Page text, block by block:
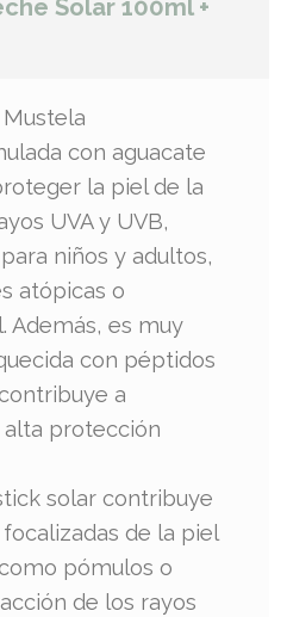
Solar 100ml +
con aguacate
la piel de la
UVA y UVB,
niños y adultos,
atópicas o
Además, es muy
con péptidos
a
protección
solar contribuye
de la piel
pómulos o
de los rayos